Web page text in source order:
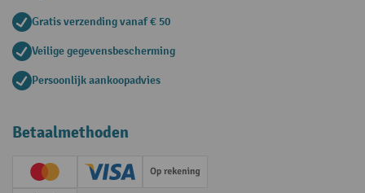
Gratis verzending vanaf € 50
Veilige gegevensbescherming
Persoonlijk aankoopadvies
Betaalmethoden
Creditcard (Master)Creditcard (Visa)Op rekening